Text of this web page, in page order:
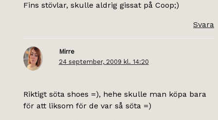
Fins stövlar, skulle aldrig gissat på Coop;)
Svara
Mirre
24 september, 2009 kl. 14:20
Riktigt söta shoes =), hehe skulle man köpa bara
för att liksom för de var så söta =)